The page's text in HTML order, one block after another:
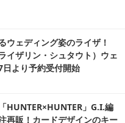
ウェディング姿のライザ！
イザリン・シュタウト）ウェ
より予約受付開始
HUNTER×HUNTER」G.I.編
再販！カードデザインのキー